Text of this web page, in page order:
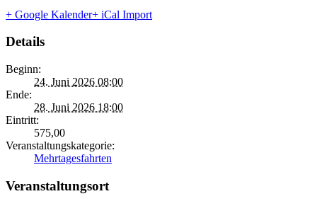
+ Google Kalender+ iCal Import
Details
Beginn:
24. Juni 2026 08:00
Ende:
28. Juni 2026 18:00
Eintritt:
575,00
Veranstaltungskategorie:
Mehrtagesfahrten
Veranstaltungsort